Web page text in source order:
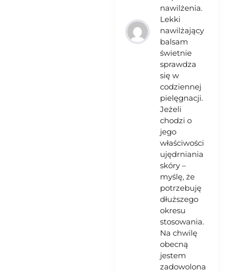
nawilżenia.
Lekki
nawilżający
balsam
świetnie
sprawdza
się w
codziennej
pielęgnacji.
Jeżeli
chodzi o
jego
właściwości
ujędrniania
skóry –
myślę, że
potrzebuję
dłuższego
okresu
stosowania.
Na chwilę
obecną
jestem
zadowolona